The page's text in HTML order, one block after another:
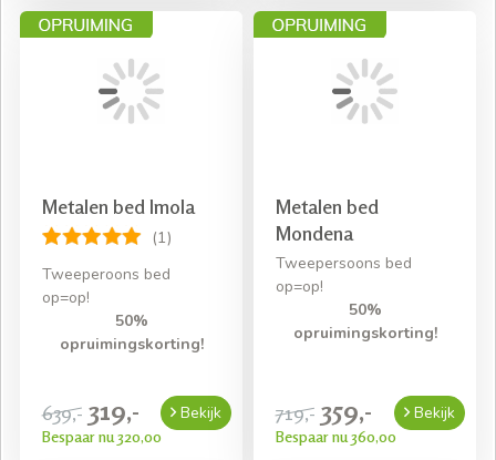
Metalen bed Imola
(1)
Tweeperoons bed
op=op!
50%
opruimingskorting!
639,- 319,-
Bespaar nu 320,00
Bekijk
Metalen bed
Mondena
Tweepersoons bed
op=op!
50%
opruimingskorting!
719,- 359,-
Bespaar nu 360,00
Bekijk